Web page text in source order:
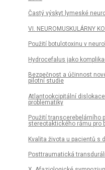
Častý výskyt lymeské
VI. NEUROMUSKULÁRNY
Použití botulotoxinu v
Hydrocefalus jako
Bezpečnost a účinnost
pilotní studie
Atlantookcipitální
problematiky
Použití transcerebelárního
stereotaktického rámu pro
Kvalita života u pacientů s
Posttraumatická